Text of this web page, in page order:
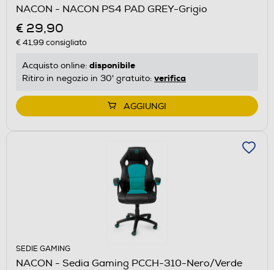
NACON - NACON PS4 PAD GREY-Grigio
€ 29,90
€ 41,99 consigliato
Acquisto online: disponibile
Ritiro in negozio in 30' gratuito: verifica
AGGIUNGI
SEDIE GAMING
NACON - Sedia Gaming PCCH-310-Nero/Verde